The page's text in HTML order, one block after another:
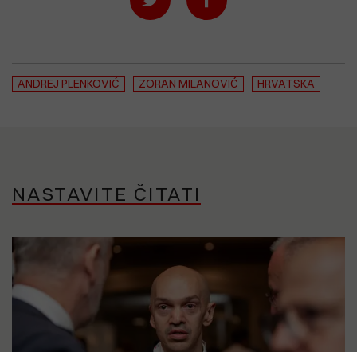
ANDREJ PLENKOVIĆ ZORAN MILANOVIĆ HRVATSKA
NASTAVITE ČITATI